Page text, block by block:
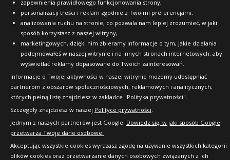
zapewnienia prawidłowego funkcjonowania strony,
personalizacji treści i reklam zgodnie z Twoimi preferencjami,
analizowania ruchu na stronie, co pozwala nam lepiej zrozumieć, w jaki
sposób korzystasz z naszej witryny,
marketingowych, dzięki nim zbieramy informacje o tym, jakie działania
podejmowałeś w naszej witrynie i na innych stronach internetowych, aby
wyświetlać reklamy dopasowane do Twoich zainteresowań.
Informacje o Twojej aktywności w naszej witrynie możemy udostępniać
partnerom z obszarów społecznościowych, reklamowych i analitycznych,
których pełną listę znajdziesz w zakładce "Polityka prywatności".
Szczegóły znajdziesz w naszej Polityce prywatności.
Jednym z naszych partnerów jest Google. Dowiedz się, w jaki sposób Google
przetwarza Twoje dane osobowe.
Akceptując wszystkie cookies wyrażasz zgodę na używanie wszystkich kategorii
plików cookies oraz przetwarzanie danych osobowych związanych z ich